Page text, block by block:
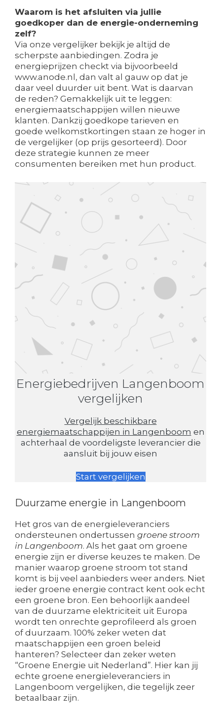
Waarom is het afsluiten via jullie
goedkoper dan de energie-onderneming
zelf?
Via onze vergelijker bekijk je altijd de
scherpste aanbiedingen. Zodra je
energieprijzen checkt via bijvoorbeeld
www.anode.nl, dan valt al gauw op dat je
daar veel duurder uit bent. Wat is daarvan
de reden? Gemakkelijk uit te leggen:
energiemaatschappijen willen nieuwe
klanten. Dankzij goedkope tarieven en
goede welkomstkortingen staan ze hoger in
de vergelijker (op prijs gesorteerd). Door
deze strategie kunnen ze meer
consumenten bereiken met hun product.
Energiebedrijven Langenboom
vergelijken
Vergelijk beschikbare
energiemaatschappijen in Langenboom en
achterhaal de voordeligste leverancier die
aansluit bij jouw eisen
Start vergelijken
Duurzame energie in Langenboom
Het gros van de energieleveranciers
ondersteunen ondertussen groene stroom
in Langenboom. Als het gaat om groene
energie zijn er diverse keuzes te maken. De
manier waarop groene stroom tot stand
komt is bij veel aanbieders weer anders. Niet
ieder groene energie contract kent ook echt
een groene bron. Een behoorlijk aandeel
van de duurzame elektriciteit uit Europa
wordt ten onrechte geprofileerd als groen
of duurzaam. 100% zeker weten dat
maatschappijen een groen beleid
hanteren? Selecteer dan zeker weten
“Groene Energie uit Nederland”. Hier kan jij
echte groene energieleveranciers in
Langenboom vergelijken, die tegelijk zeer
betaalbaar zijn.